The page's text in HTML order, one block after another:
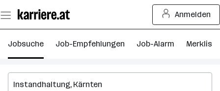
Seiteninhalt
springen
Anmelden
Jobsuche Job-Empfehlungen Job-Alarm Merkliste